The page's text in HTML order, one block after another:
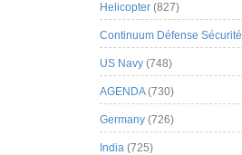
Helicopter (827)
Continuum Défense Sécurité
US Navy (748)
AGENDA(730)
Germany (726)
India (725)